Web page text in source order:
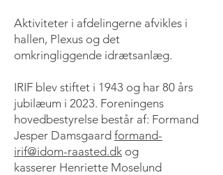
Aktiviteter i afdelingerne afvikles i
hallen, Plexus og det
omkringliggende idrætsanlæg.
IRIF blev stiftet i 1943 og har 80 års
jubilæum i 2023. Foreningens
hovedbestyrelse består af: Formand
Jesper Damsgaard formand-
irif@idom-raasted.dk og
kasserer Henriette Moselund